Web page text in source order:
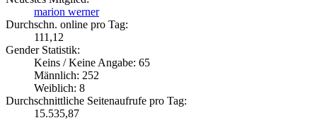
marion werner
Durchschn. online pro Tag:
111,12
Gender Statistik:
Keins / Keine Angabe: 65
Männlich: 252
Weiblich: 8
Durchschnittliche Seitenaufrufe pro Tag:
15.535,87